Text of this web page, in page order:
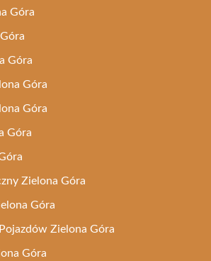
Góra
Góra
Góra
Góra
Góra
Zielona Góra
Góra
Zielona Góra
Góra